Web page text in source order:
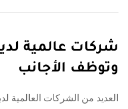
شركات عالمية
وتوظف الأجانب
العديد من الشركات العالمية